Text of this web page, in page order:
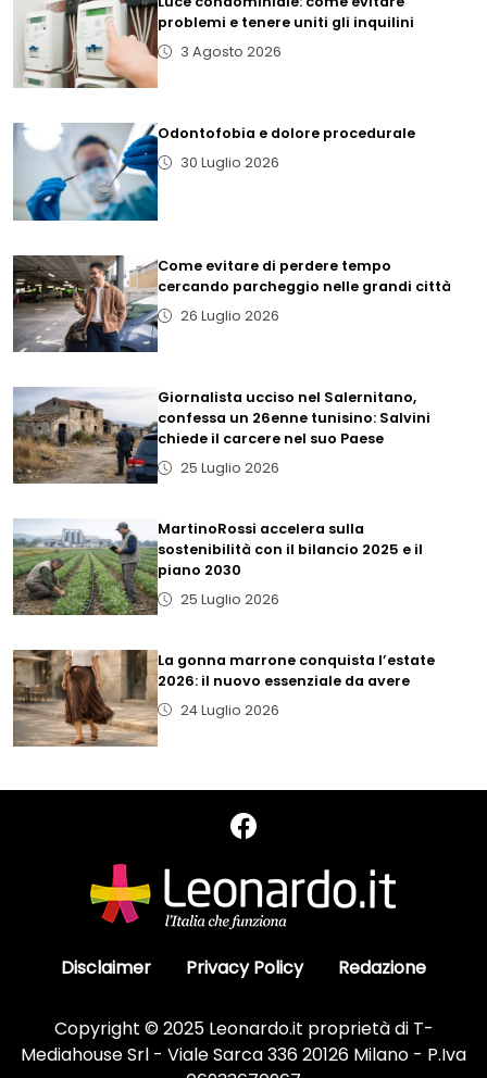
problemi e tenere uniti gli inquilini
3 Agosto 2026
Odontofobia e dolore procedurale
30 Luglio 2026
Come evitare di perdere tempo
cercando parcheggio nelle grandi città
26 Luglio 2026
Giornalista ucciso nel Salernitano,
confessa un 26enne tunisino: Salvini
chiede il carcere nel suo Paese
25 Luglio 2026
MartinoRossi accelera sulla
sostenibilità con il bilancio 2025 e il
piano 2030
25 Luglio 2026
La gonna marrone conquista l’estate
2026: il nuovo essenziale da avere
24 Luglio 2026
Disclaimer Privacy Policy Redazione
Copyright © 2025 Leonardo.it proprietà di T-
Mediahouse Srl - Viale Sarca 336 20126 Milano - P.Iva